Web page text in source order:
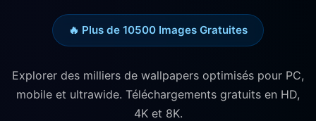
🔥 Plus de 10500 Images Gratuites
Explorer des milliers de wallpapers optimisés pour PC,
mobile et ultrawide. Téléchargements gratuits en HD,
4K et 8K.